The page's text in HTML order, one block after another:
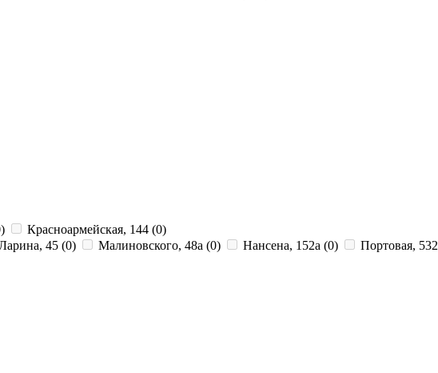
Красноармейская, 144 (0)
45 (0) Малиновского, 48а (0) Нансена, 152а (0) Портовая, 532